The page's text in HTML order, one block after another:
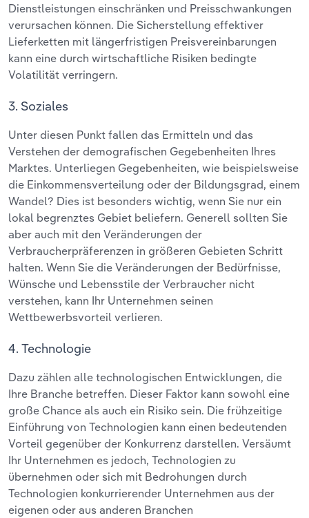
Dienstleistungen einschränken und Preisschwankungen
verursachen können. Die Sicherstellung effektiver
Lieferketten mit längerfristigen Preisvereinbarungen
kann eine durch wirtschaftliche Risiken bedingte
Volatilität verringern.
3. Soziales
Unter diesen Punkt fallen das Ermitteln und das
Verstehen der demografischen Gegebenheiten Ihres
Marktes. Unterliegen Gegebenheiten, wie beispielsweise
die Einkommensverteilung oder der Bildungsgrad, einem
Wandel? Dies ist besonders wichtig, wenn Sie nur ein
lokal begrenztes Gebiet beliefern. Generell sollten Sie
aber auch mit den Veränderungen der
Verbraucherpräferenzen in größeren Gebieten Schritt
halten. Wenn Sie die Veränderungen der Bedürfnisse,
Wünsche und Lebensstile der Verbraucher nicht
verstehen, kann Ihr Unternehmen seinen
Wettbewerbsvorteil verlieren.
4. Technologie
Dazu zählen alle technologischen Entwicklungen, die
Ihre Branche betreffen. Dieser Faktor kann sowohl eine
große Chance als auch ein Risiko sein. Die frühzeitige
Einführung von Technologien kann einen bedeutenden
Vorteil gegenüber der Konkurrenz darstellen. Versäumt
Ihr Unternehmen es jedoch, Technologien zu
übernehmen oder sich mit Bedrohungen durch
Technologien konkurrierender Unternehmen aus der
eigenen oder aus anderen Branchen